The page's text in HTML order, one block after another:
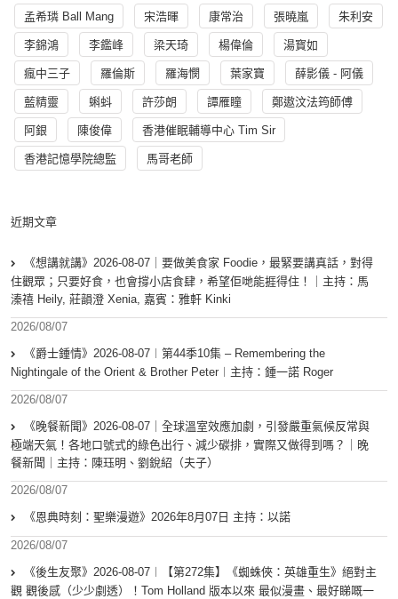
孟希璘 Ball Mang 宋浩暉 康常治 張曉嵐 朱利安
李錦鴻 李鑑峰 梁天琦 楊偉倫 湯寳如
瘋中三子 羅倫斯 羅海憫 葉家寶 薛影儀 - 阿儀
藍精靈 蝌蚪 許莎朗 譚雁瞳 鄭遨汶法筠師傅
阿銀 陳俊偉 香港催眠輔導中心 Tim Sir
香港記憶學院總監 馬哥老師
近期文章
《想講就講》2026-08-07｜要做美食家 Foodie，最緊要講真話，對得
住觀眾；只要好食，也會撐小店食肆，希望佢哋能捱得住！｜主持：馬
溱禧 Heily, 莊韻澄 Xenia, 嘉賓：雅軒 Kinki
2026/08/07
《爵士鍾情》2026-08-07︱第44季10集 – Remembering the
Nightingale of the Orient & Brother Peter︱主持：鍾一諾 Roger
2026/08/07
《晚餐新聞》2026-08-07｜全球溫室效應加劇，引發嚴重氣候反常與
極端天氣！各地口號式的綠色出行、減少碳排，實際又做得到嗎？｜晚
餐新聞｜主持：陳珏明、劉銳紹（夫子）
2026/08/07
《恩典時刻：聖樂漫遊》2026年8月07日 主持：以諾
2026/08/07
《後生友聚》2026-08-07︱【第272集】《蜘蛛俠：英雄重生》絕對主
觀 觀後感（少少劇透）！Tom Holland 版本以來 最似漫畫、最好睇嘅一